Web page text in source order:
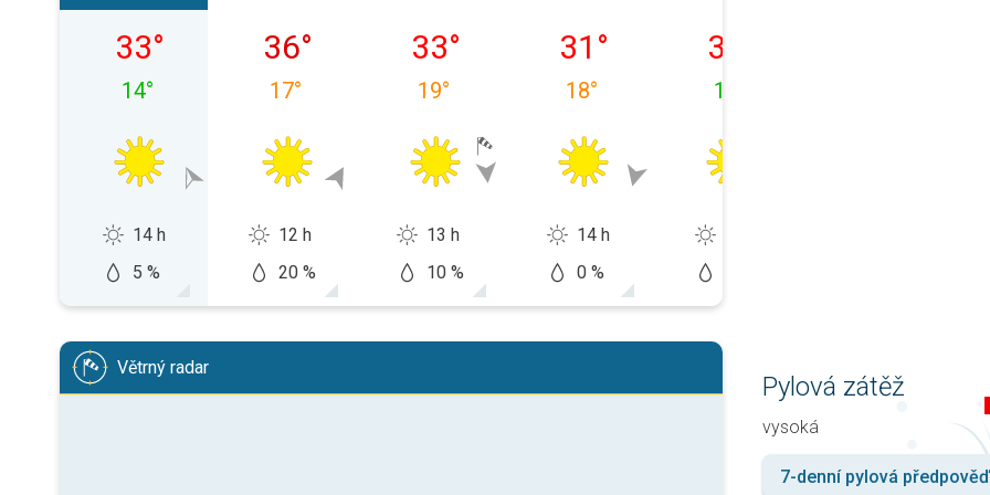
neděle 09. 08.
33°
14°
14 h
5 %
pondělí 10. 08.
36°
17°
12 h
20 %
úterý 11. 08.
33°
19°
13 h
10 %
středa 12. 08.
31 °
18°
14 h
0 %
31
14
Větrný radar
Pylová zátěž
vysoká
7-denní pylová předpověď